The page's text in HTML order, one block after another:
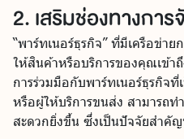
2. เสริมช่องทางกา
“พาร์ทเนอร์ธุรกิจ” ที่มีเครือข่า
ให้สินค้าหรือบริการของคุณเข้า
การร่วมมือกับพาร์ทเนอร์ธุรกิจ
หรือผู้ให้บริการขนส่ง สามารถท
สะดวกยิ่งขึ้น ซึ่งเป็นปัจจัยสำคั